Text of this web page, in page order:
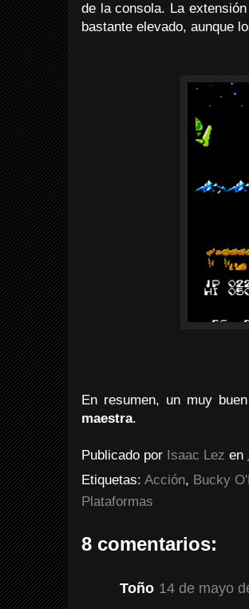
de la consola. La
bastante elevado, aunque
En resumen, un muy
maestra.
Publicado por Isaac Lez en
Etiquetas: Acción, Bucky
Plataformas
8 comentarios:
Toño 14 de mayo